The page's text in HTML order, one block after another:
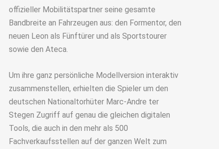
offizieller Mobilitätspartner seine gesamte
Bandbreite an Fahrzeugen aus: den Formentor, den
neuen Leon als Fünftürer und als Sportstourer
sowie den Ateca.
Um ihre ganz persönliche Modellversion interaktiv
zusammenstellen, erhielten die Spieler um den
deutschen Nationaltorhüter Marc-Andre ter
Stegen Zugriff auf genau die gleichen digitalen
Tools, die auch in den mehr als 500
Fachverkaufsstellen auf der ganzen Welt zum